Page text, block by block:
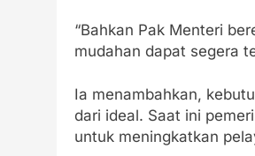
“Bahkan Pak Menteri
mudahan dapat segera
Ia menambahkan,
dari ideal. Saat ini
untuk meningkatkan